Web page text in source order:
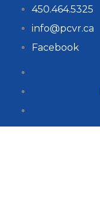
450.464.5325
info@pcvr.ca
Facebook